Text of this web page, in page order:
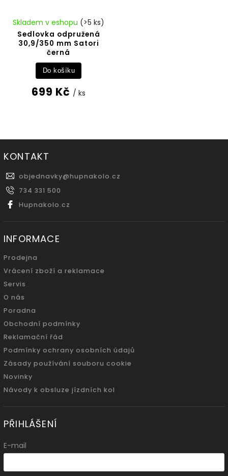
Sedlovka odpružená
30,9/350 mm Satori
černá
Skladem v eshopu (>5 ks)
699 Kč / ks
Do košíku
KONTAKT
objednavky@hupnakolo.cz
734 331 500
Hupnakolo.cz
INFORMACE
Prodejna
Vrácení zboží a reklamace
Servis
O nás
Poradna
Obchodní podmínky
Reklamační řád
Podmínky ochrany osobních údajů
Zásady používání souboru cookie
Novinky
Návody k obsluze jízdních kol
PŘIHLÁŠENÍ
E-mail